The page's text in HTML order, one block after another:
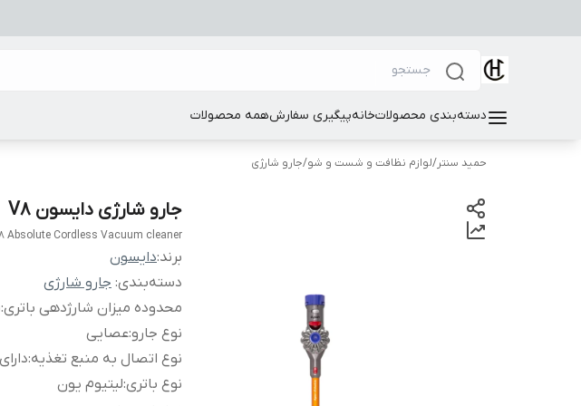
دسته‌بندی محصولاتخانهپیگیری سفارشهمه محصولات
حمید سنتر/لوازم نظافت و شست و شو/جارو شارژی
جارو شارژی دایسون V8
Absolute Cordless Vacuum cleaner
برند:دایسون
دسته‌بندی: جارو شارژی
محدوده میزان شارژدهی باتری:
نوع جارو:عصايی
نوع اتصال به منبع تغذیه:
نوع باتری:لیتیوم یون